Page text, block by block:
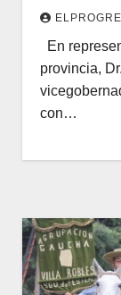
En
provincia,
con…